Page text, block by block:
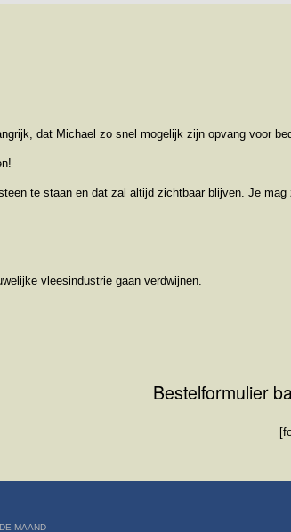
dat Michael zo snel mogelijk zijn opvang voor
te staan en dat zal altijd zichtbaar blijven. Je
vleesindustrie gaan verdwijnen.
Bestelformulier
MAAND